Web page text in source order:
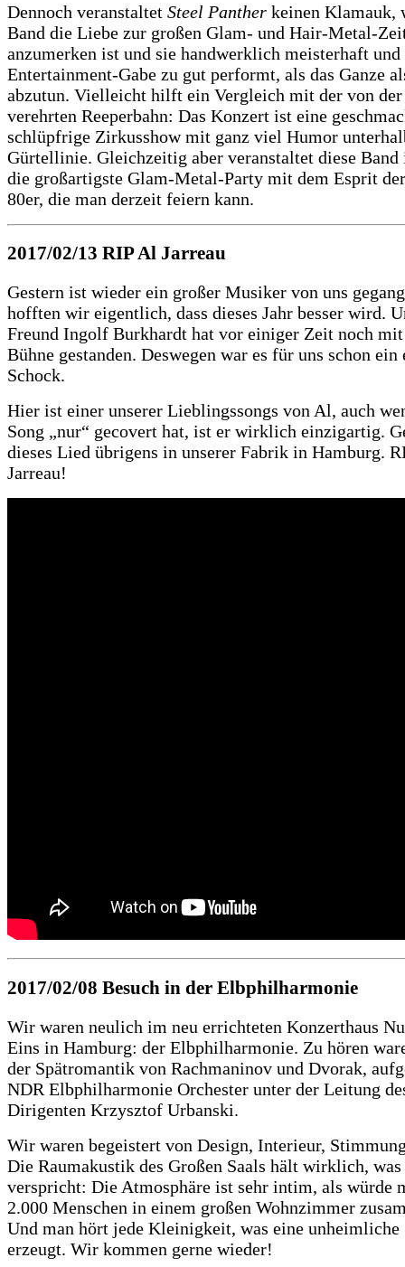
Dennoch veranstaltet Steel Panther keinen Klamauk,
Band die Liebe zur großen Glam- und Hair-Metal-
anzumerken ist und sie handwerklich meisterhaft
Entertainment-Gabe zu gut performt, als das Ganze
abzutun. Vielleicht hilft ein Vergleich mit der von der
verehrten Reeperbahn: Das Konzert ist eine
schlüpfrige Zirkusshow mit ganz viel Humor
Gürtellinie. Gleichzeitig aber veranstaltet diese Band
die großartigste Glam-Metal-Party mit dem Esprit
80er, die man derzeit feiern kann.
2017/02/13 RIP Al Jarreau
Gestern ist wieder ein großer Musiker von uns
hofften wir eigentlich, dass dieses Jahr besser wird.
Freund Ingolf Burkhardt hat vor einiger Zeit noch
Bühne gestanden. Deswegen war es für uns schon ein
Schock.
Hier ist einer unserer Lieblingssongs von Al, auch
Song „nur“ gecovert hat, ist er wirklich einzigartig.
dieses Lied übrigens in unserer Fabrik in Hamburg.
Jarreau!
2017/02/08 Besuch in der Elbphilharmonie
Wir waren neulich im neu errichteten Konzerthaus
Eins in Hamburg: der Elbphilharmonie. Zu hören
der Spätromantik von Rachmaninov und Dvorak,
NDR Elbphilharmonie Orchester unter der Leitung
Dirigenten Krzysztof Urbanski.
Wir waren begeistert von Design, Interieur,
Die Raumakustik des Großen Saals hält wirklich, was
verspricht: Die Atmosphäre ist sehr intim, als würde
2.000 Menschen in einem großen Wohnzimmer
Und man hört jede Kleinigkeit, was eine unheimliche
erzeugt. Wir kommen gerne wieder!